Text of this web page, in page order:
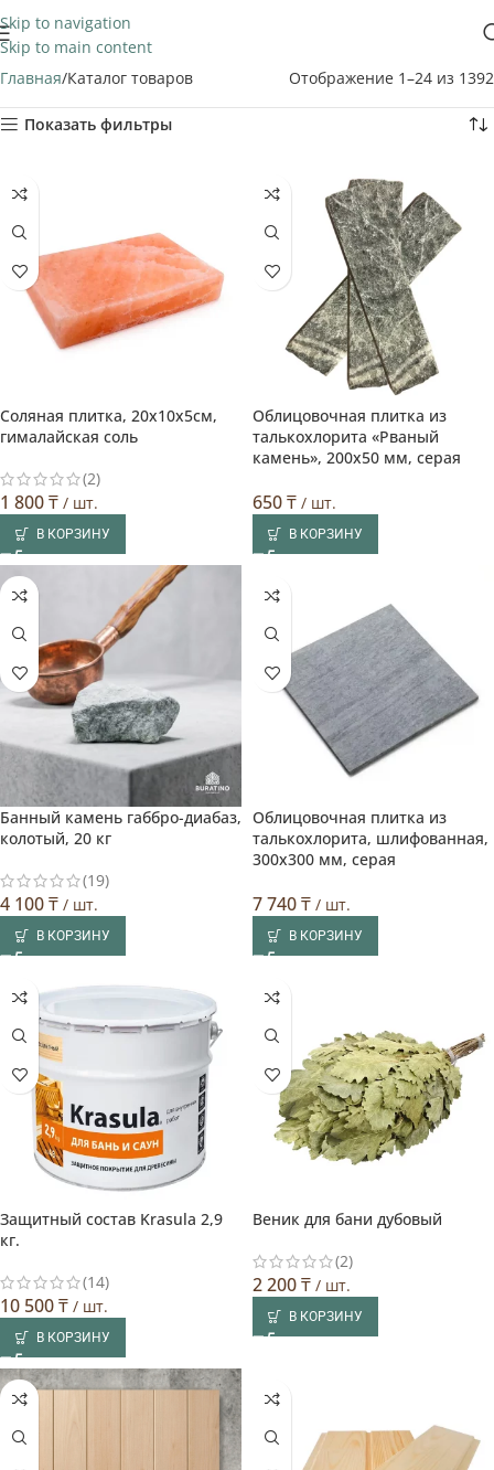
Skip to navigation
Skip to main content
Главная Каталог товаров Отображение 1–24 из 1392
Показать фильтры
Выбор покупателя
Соляная плитка, 20х10х5см,
гималайская соль
(2)
1 800₸ / шт.
В КОРЗИНУ
Облицовочная плитка из
талькохлорита «Рваный
камень», 200х50 мм, серая
650₸ / шт.
В КОРЗИНУ
Выбор покупателя
Банный камень габбро-диабаз,
колотый, 20 кг
(19)
4 100₸ / шт.
В КОРЗИНУ
Облицовочная плитка из
талькохлорита, шлифованная,
300х300 мм, серая
7 740₸ / шт.
В КОРЗИНУ
Выбор покупателя
Защитный состав Krasula 2,9
кг.
(14)
10 500₸ / шт.
В КОРЗИНУ
Веник для бани дубовый
(2)
2 200₸ / шт.
В КОРЗИНУ